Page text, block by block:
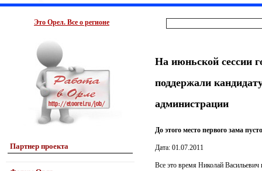
Это Орел. Все о регионе
Партнер проекта
На июньской сессии
поддержали
администрации
До этого место первого зама
Дата: 01.07.2011
Все это время Николай Васильевич